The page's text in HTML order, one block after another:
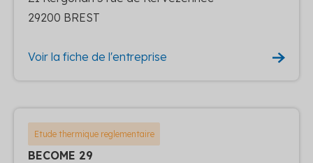
29200 BREST
Voir la fiche de l'entreprise
Etude thermique reglementaire
BECOME 29